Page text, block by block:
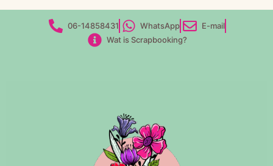
06-14858431 WhatsApp
E-mail
Wat is Scrapbooking?